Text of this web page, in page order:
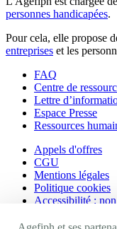
personnes handicapées.
Pour cela, elle propose
entreprises et les
FAQ
Centre de
Lettre
Espace Presse
Ressources
Appels d'offres
CGU
Mentions légales
Politique cookies
Accessibilité :